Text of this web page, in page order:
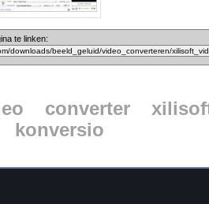
te linken:
converter
konversio